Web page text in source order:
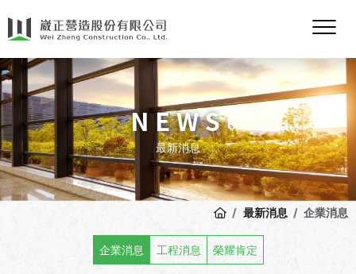
NEWS
最新消息
最新消息 企業消息
企業消息 工程消息 榮耀肯定